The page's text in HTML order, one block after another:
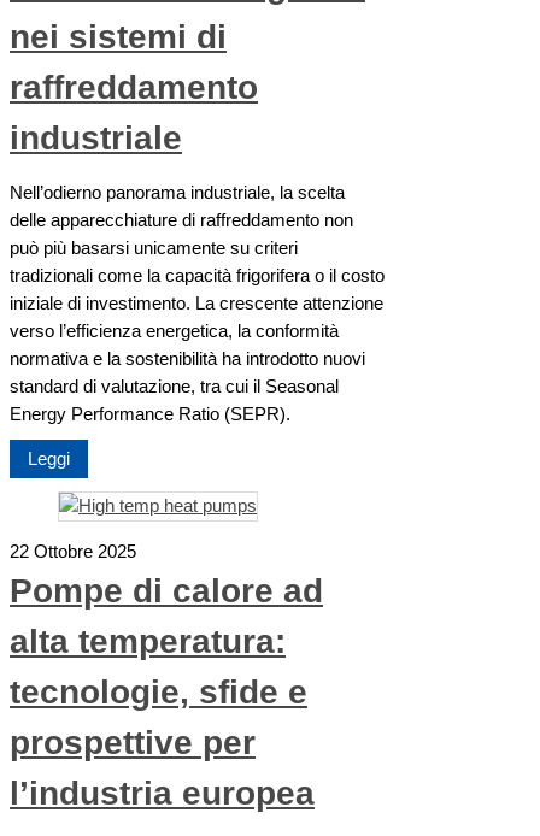
nei sistemi di
raffreddamento
industriale
Nell’odierno panorama industriale, la scelta
delle apparecchiature di raffreddamento non
può più basarsi unicamente su criteri
tradizionali come la capacità frigorifera o il costo
iniziale di investimento. La crescente attenzione
verso l’efficienza energetica, la conformità
normativa e la sostenibilità ha introdotto nuovi
standard di valutazione, tra cui il Seasonal
Energy Performance Ratio (SEPR).
Leggi
22 Ottobre 2025
Pompe di calore ad
alta temperatura:
tecnologie, sfide e
prospettive per
l’industria europea